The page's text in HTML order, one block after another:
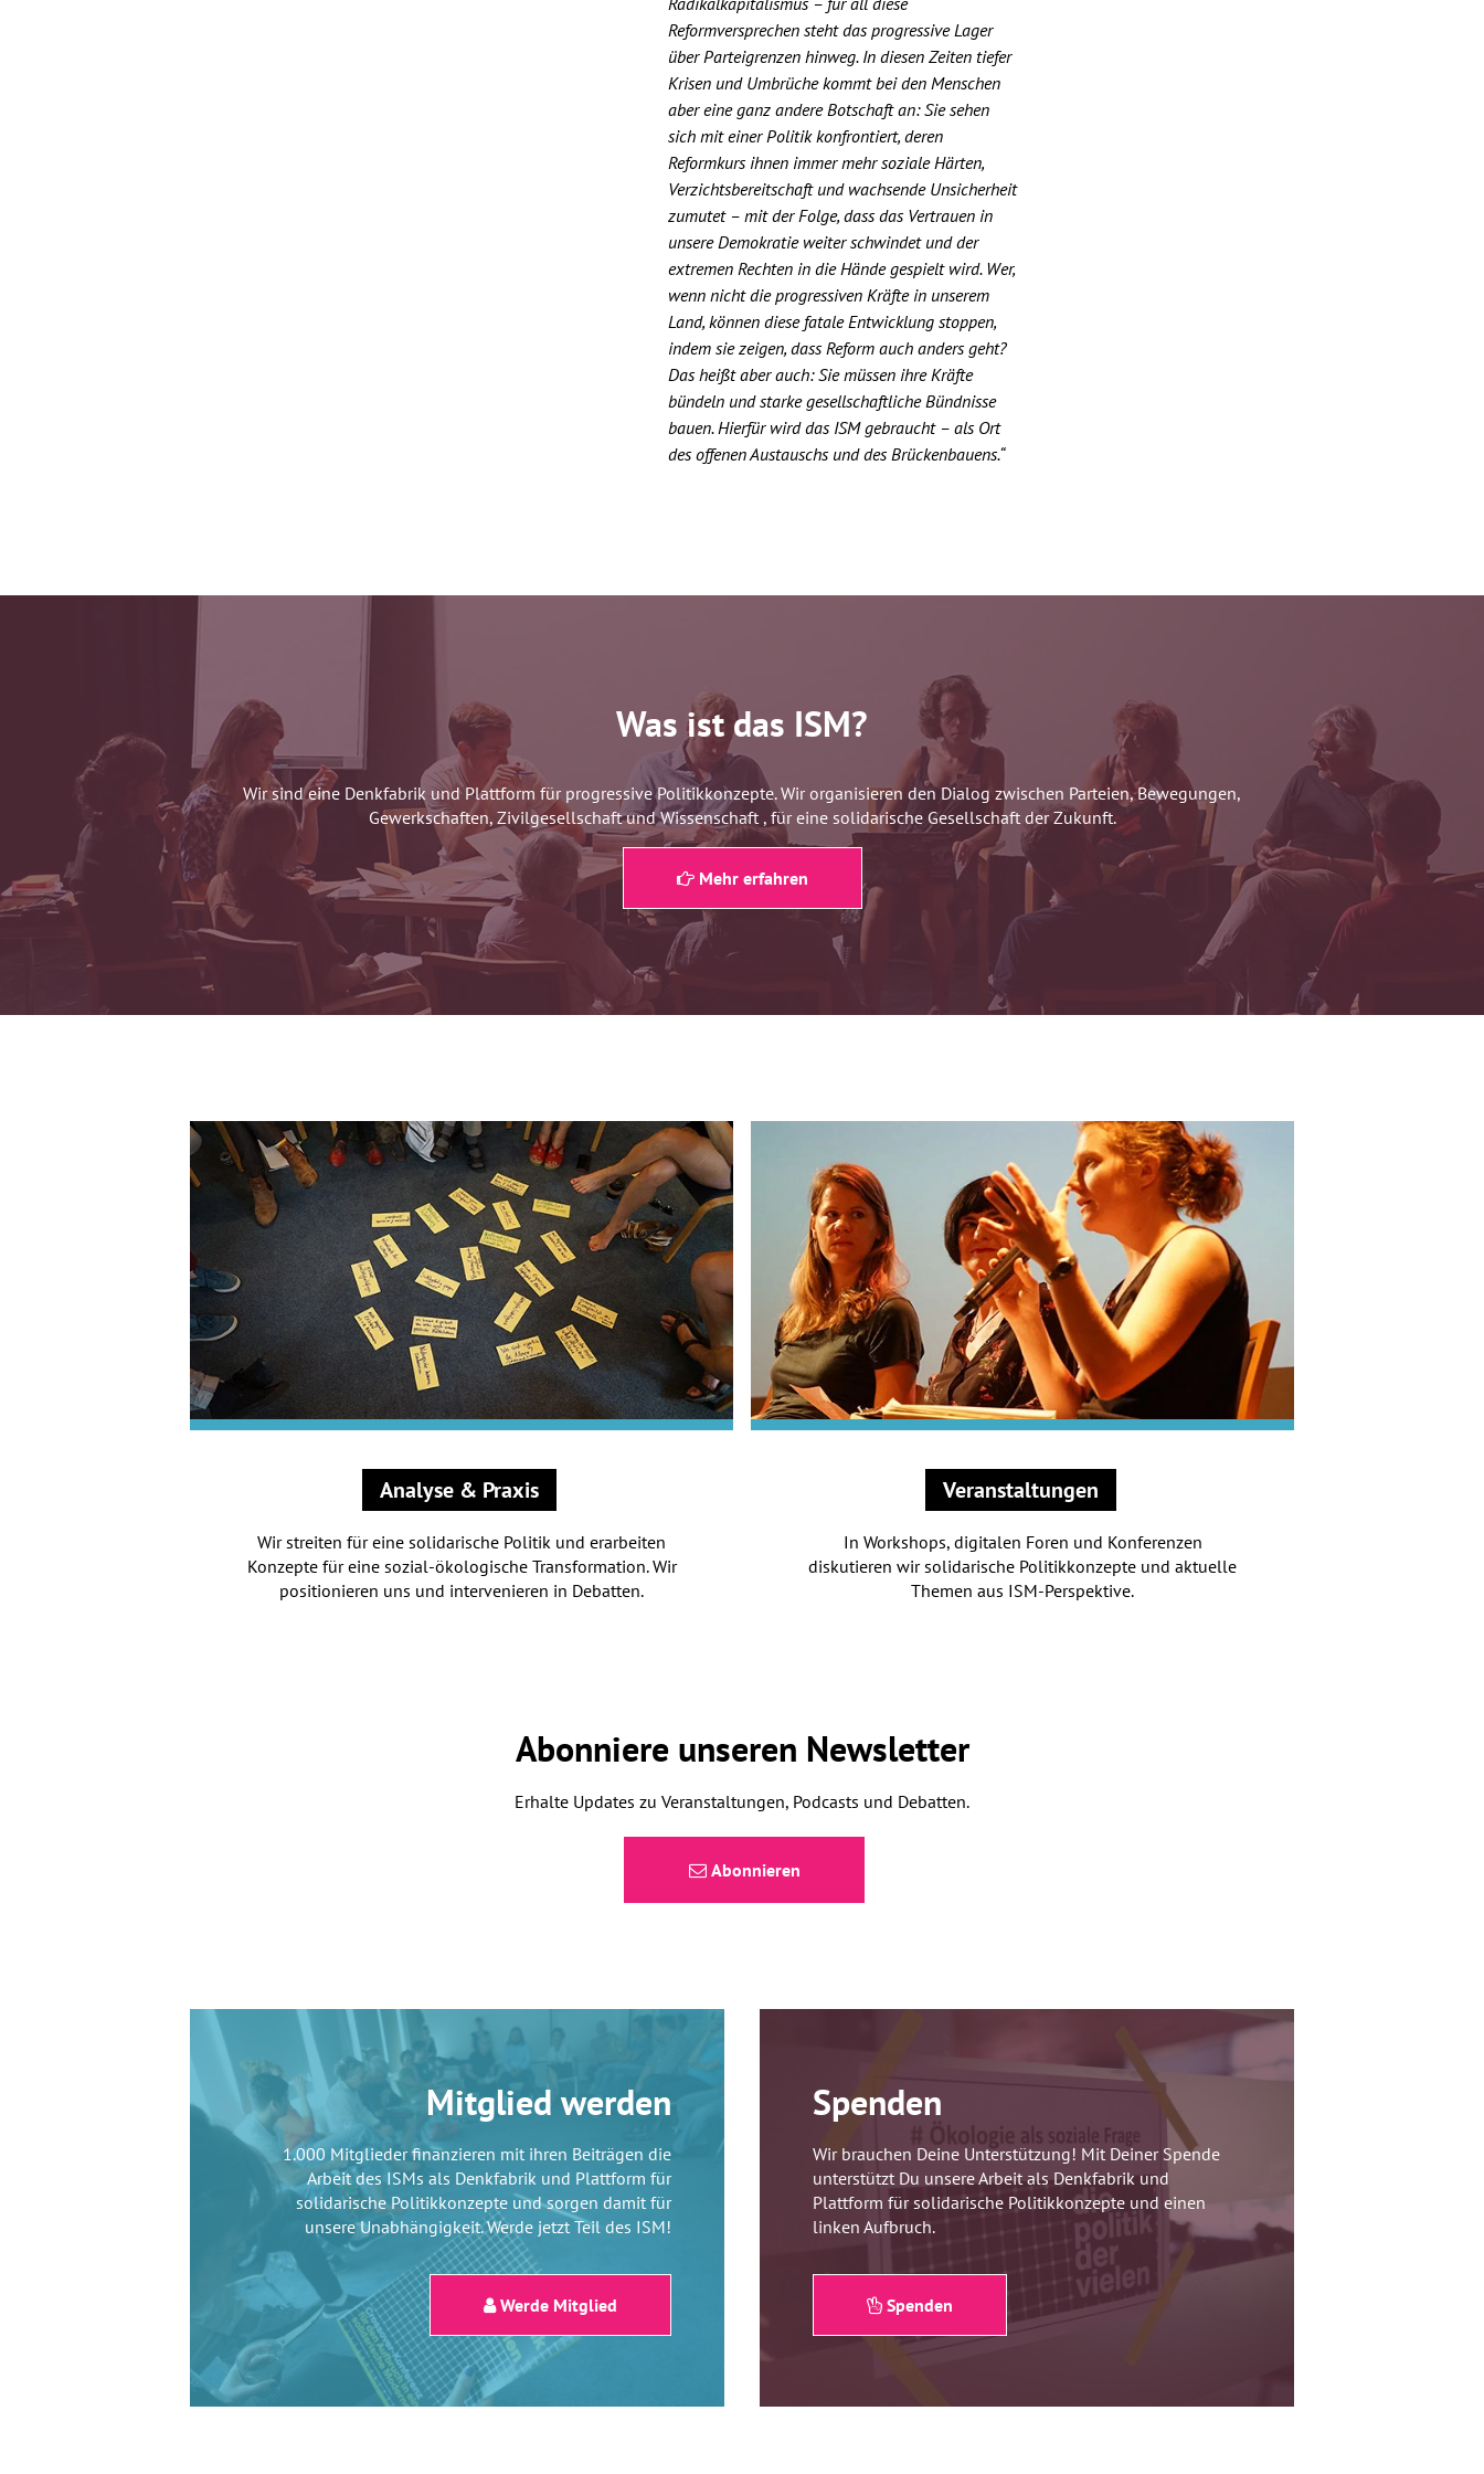
Reformversprechen steht das progressive Lager
über Parteigrenzen hinweg. In diesen Zeiten tiefer
Krisen und Umbrüche kommt bei den Menschen
aber eine ganz andere Botschaft an: Sie sehen
sich mit einer Politik konfrontiert, deren
Reformkurs ihnen immer mehr soziale Härten,
Verzichtsbereitschaft und wachsende Unsicherheit
zumutet – mit der Folge, dass das Vertrauen in
unsere Demokratie weiter schwindet und der
extremen Rechten in die Hände gespielt wird. Wer,
wenn nicht die progressiven Kräfte in unserem
Land, können diese fatale Entwicklung stoppen,
indem sie zeigen, dass Reform auch anders geht?
Das heißt aber auch: Sie müssen ihre Kräfte
bündeln und starke gesellschaftliche Bündnisse
bauen. Hierfür wird das ISM gebraucht – als Ort
des offenen Austauschs und des Brückenbauens.“
Was ist das ISM?
Wir sind eine Denkfabrik und Plattform für progressive Politikkonzepte. Wir organisieren den Dialog zwischen Parteien, Bewegungen,
Gewerkschaften, Zivilgesellschaft und Wissenschaft , für eine solidarische Gesellschaft der Zukunft.
Mehr erfahren
Analyse & Praxis
Wir streiten für eine solidarische Politik und erarbeiten
Konzepte für eine sozial-ökologische Transformation. Wir
positionieren uns und intervenieren in Debatten.
Veranstaltungen
In Workshops, digitalen Foren und Konferenzen
diskutieren wir solidarische Politikkonzepte und aktuelle
Themen aus ISM-Perspektive.
Abonniere unseren Newsletter
Erhalte Updates zu Veranstaltungen, Podcasts und Debatten.
Abonnieren
Mitglied werden
1.000 Mitglieder finanzieren mit ihren Beiträgen die
Arbeit des ISMs als Denkfabrik und Plattform für
solidarische Politikkonzepte und sorgen damit für
unsere Unabhängigkeit. Werde jetzt Teil des ISM!
Werde Mitglied
Spenden
Wir brauchen Deine Unterstützung! Mit Deiner Spende
unterstützt Du unsere Arbeit als Denkfabrik und
Plattform für solidarische Politikkonzepte und einen
linken Aufbruch.
Spenden